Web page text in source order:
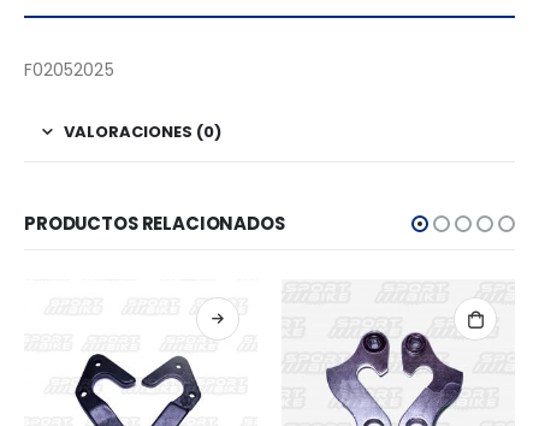
F02052025
VALORACIONES (0)
PRODUCTOS RELACIONADOS